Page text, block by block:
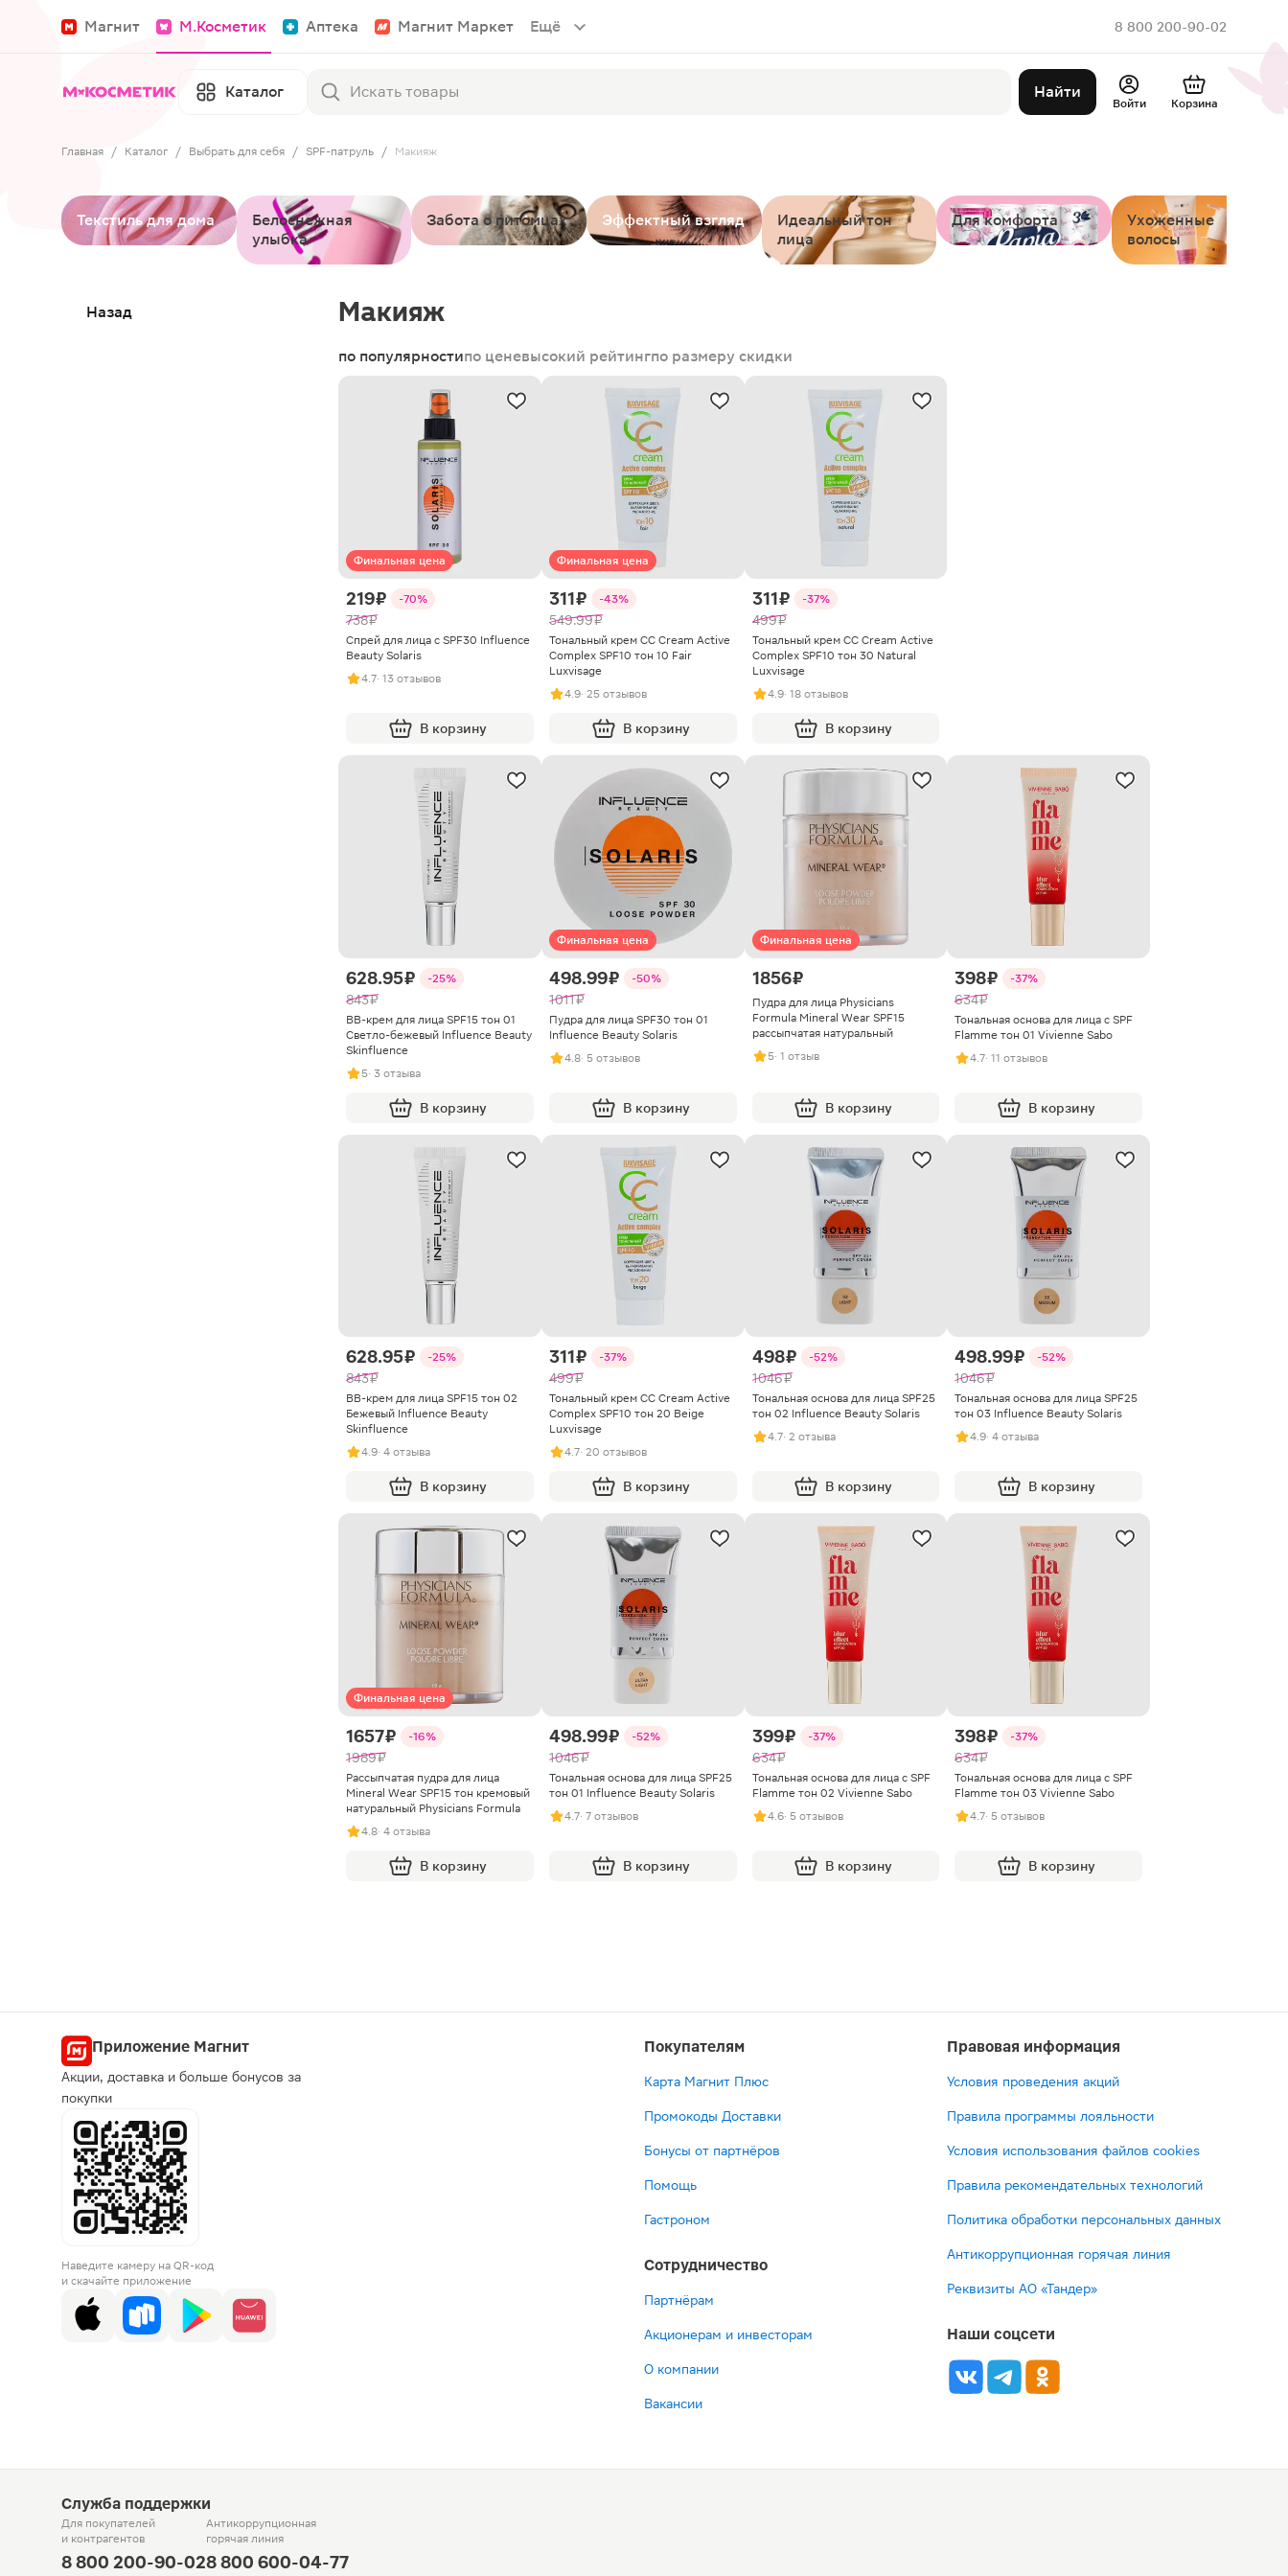
Магнит М.Косметик Аптека Магнит Маркет Ещё 8 800 200-90-02
Каталог Найти
Войти Корзина
Главная / Каталог / Выбрать для себя / SPF-патруль / Макияж
Текстиль для дома
Белоснежная
улыбка
Забота о питомцах Эффектный взгляд
Идеальный тон
лица
Для комфорта
Ухоженные
волосы
Назад Макияж
по популярностипо ценевысокий рейтингпо размеру скидки
Финальная цена
219 ₽ -70%
738 ₽
Спрей для лица с SPF30 Influence
Beauty Solaris
4.7· 13 отзывов
В корзину
Финальная цена
311 ₽ -43%
549.99 ₽
Тональный крем CC Cream Active
Complex SPF10 тон 10 Fair
Luxvisage
4.9· 25 отзывов
В корзину
311 ₽ -37%
499 ₽
Тональный крем CC Cream Active
Complex SPF10 тон 30 Natural
Luxvisage
4.9· 18 отзывов
В корзину
628.95 ₽ -25%
843 ₽
BB-крем для лица SPF15 тон 01
Светло-бежевый Influence Beauty
Skinfluence
5· 3 отзыва
В корзину
Финальная цена
498.99 ₽ -50%
1011 ₽
Пудра для лица SPF30 тон 01
Influence Beauty Solaris
4.8· 5 отзывов
В корзину
Финальная цена
1856 ₽
Пудра для лица Physicians
Formula Mineral Wear SPF15
рассыпчатая натуральный
5· 1 отзыв
В корзину
398 ₽ -37%
634 ₽
Тональная основа для лица с SPF
Flamme тон 01 Vivienne Sabo
4.7· 11 отзывов
В корзину
628.95 ₽ -25%
843 ₽
BB-крем для лица SPF15 тон 02
Бежевый Influence Beauty
Skinfluence
4.9· 4 отзыва
В корзину
311 ₽ -37%
499 ₽
Тональный крем CC Cream Active
Complex SPF10 тон 20 Beige
Luxvisage
4.7· 20 отзывов
В корзину
498 ₽ -52%
1046 ₽
Тональная основа для лица SPF25
тон 02 Influence Beauty Solaris
4.7· 2 отзыва
В корзину
498.99 ₽ -52%
1046 ₽
Тональная основа для лица SPF25
тон 03 Influence Beauty Solaris
4.9· 4 отзыва
В корзину
Финальная цена
1657 ₽ -16%
1989 ₽
Рассыпчатая пудра для лица
Mineral Wear SPF15 тон кремовый
натуральный Physicians Formula
4.8· 4 отзыва
В корзину
498.99 ₽ -52%
1046 ₽
Тональная основа для лица SPF25
тон 01 Influence Beauty Solaris
4.7· 7 отзывов
В корзину
399 ₽ -37%
634 ₽
Тональная основа для лица с SPF
Flamme тон 02 Vivienne Sabo
4.6· 5 отзывов
В корзину
398 ₽ -37%
634 ₽
Тональная основа для лица с SPF
Flamme тон 03 Vivienne Sabo
4.7· 5 отзывов
В корзину
Приложение Магнит
Акции, доставка и больше бонусов за
покупки
Наведите камеру на QR-код
и скачайте приложение
Покупателям
Карта Магнит Плюс
Промокоды Доставки
Бонусы от партнёров
Помощь
Гастроном
Сотрудничество
Партнёрам
Акционерам и инвесторам
О компании
Вакансии
Правовая информация
Условия проведения акций
Правила программы лояльности
Условия использования файлов cookies
Правила рекомендательных технологий
Политика обработки персональных данных
Антикоррупционная горячая линия
Реквизиты АО «Тандер»
Наши соцсети
Служба поддержки
Для покупателей
и контрагентов
8 800 200-90-02
Антикоррупционная
горячая линия
8 800 600-04-77